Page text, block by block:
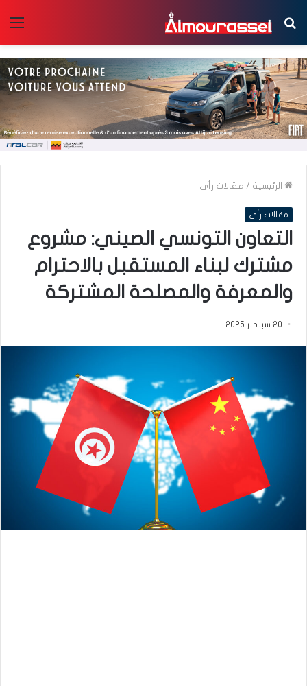
بحث
عن
الرئيسية / مقالات رأي
مقالات رأي
التعاون التونسي الصيني: مشروع
مشترك لبناء المستقبل بالاحترام
والمعرفة والمصلحة المشتركة
20 سبتمبر 2025